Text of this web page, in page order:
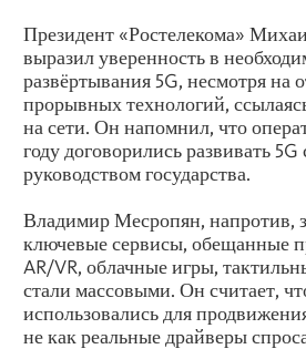
Президент «Ростелекома»
выразил уверенность в
развёртывания 5G, несмотря на
прорывных технологий,
на сети. Он напомнил, что
году договорились развивать
руководством государства.
Владимир Месропян, напротив,
ключевые сервисы, обещанные
AR/VR, облачные игры,
стали массовыми. Он считает,
использовались для
не как реальные драйверы